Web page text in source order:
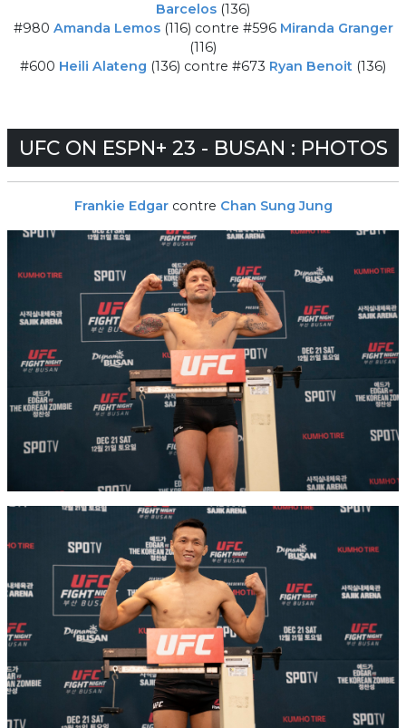
Barcelos (136)
#980 Amanda Lemos(116) contre #596 Miranda Granger
(116)
#600 Heili Alateng (136) contre #673 Ryan Benoit (136)
UFC ON ESPN+ 23 - BUSAN : PHOTOS
Frankie Edgarcontre Chan Sung Jung